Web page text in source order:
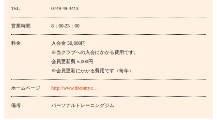
TEL 0749-49-3413
営業時間 8：00-23：00
料金
入会金 50,000円
※当クラブへの入会にかかる費用です。
会員更新費 5,000円
※会員更新にかかる費用です（毎年）
ホームページ http://www.doconty.c…
備考 パーソナルトレーニングジム